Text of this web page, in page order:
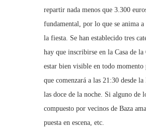
repartir nada menos que 3.300
fundamental, por lo que se anima
la fiesta. Se han establecido tres
hay que inscribirse en la Casa de
estar bien visible en todo
que comenzará a las 21:30 desde
las doce de la noche. Si alguno de
compuesto por vecinos de Baza
puesta en escena, etc.